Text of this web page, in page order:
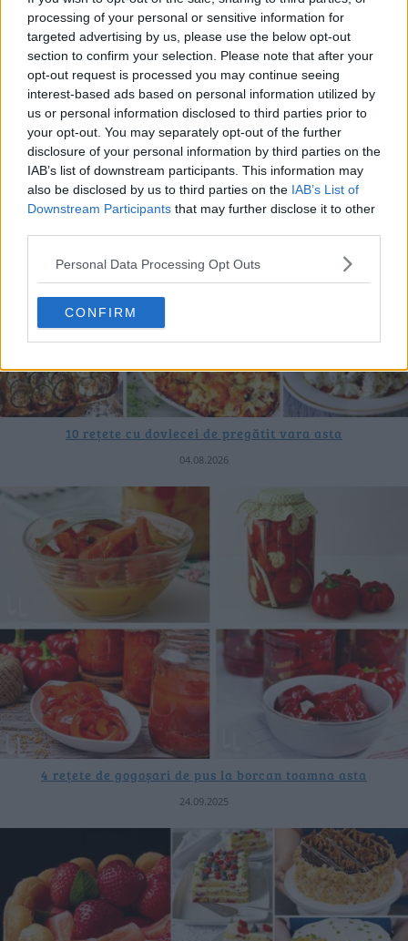
processing of your personal or sensitive information for
targeted advertising by us, please use the below opt-out
section to confirm your selection. Please note that after your
opt-out request is processed you may continue seeing
interest-based ads based on personal information utilized by
us or personal information disclosed to third parties prior to
your opt-out. You may separately opt-out of the further
disclosure of your personal information by third parties on the
IAB’s list of downstream participants. This information may
also be disclosed by us to third parties on the IAB’s List of
Downstream Participants that may further disclose it to other
Personal Data Processing Opt Outs
CONFIRM
20 de rețete de salate de vară fără prelucrare termică
06.08.2026
10 rețete cu dovlecei de pregătit vara asta
04.08.2026
4 rețete de gogoșari de pus la borcan toamna asta
24.09.2025